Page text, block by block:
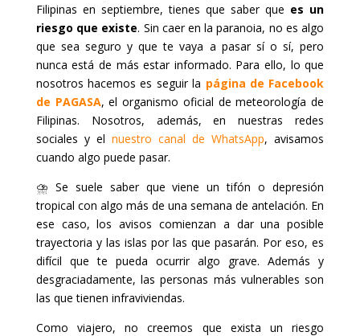
Filipinas en septiembre, tienes que saber que es un
riesgo que existe. Sin caer en la paranoia, no es algo
que sea seguro y que te vaya a pasar sí o sí, pero
nunca está de más estar informado. Para ello, lo que
nosotros hacemos es seguir la página de Facebook
de PAGASA, el organismo oficial de meteorología de
Filipinas. Nosotros, además, en nuestras redes
sociales y el nuestro canal de WhatsApp, avisamos
cuando algo puede pasar.
⛈️ Se suele saber que viene un tifón o depresión
tropical con algo más de una semana de antelación. En
ese caso, los avisos comienzan a dar una posible
trayectoria y las islas por las que pasarán. Por eso, es
difícil que te pueda ocurrir algo grave. Además y
desgraciadamente, las personas más vulnerables son
las que tienen infraviviendas.
Como viajero, no creemos que exista un riesgo